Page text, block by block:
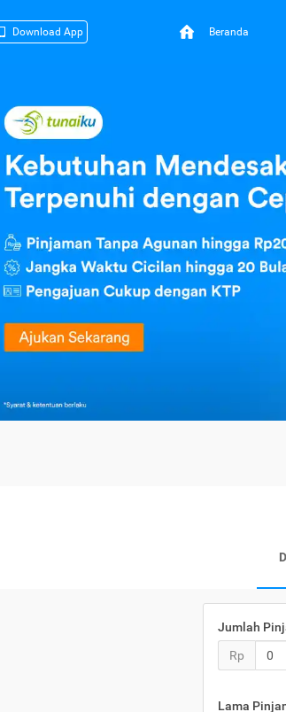
Download App Beranda
Jumlah
Rp
Lama